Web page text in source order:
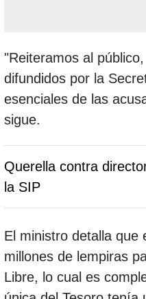
"Reiteramos al
difundidos por la
esenciales de las
sigue.
Querella contra
la SIP
El ministro detalla que
millones de lempiras
Libre, lo cual es